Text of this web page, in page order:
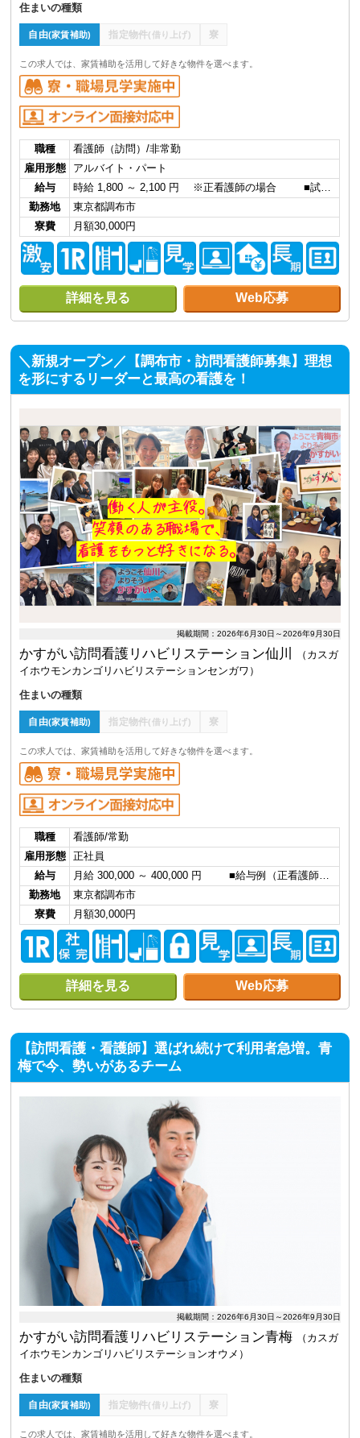
住まいの種類
自由(家賃補助) 指定物件(借り上げ) 寮
この求人では、家賃補助を活用して好きな物件を選べます。
職種
看護師（訪問）/非常勤
雇用形態
アルバイト・パート
給与
時給 1,800 ～ 2,100 円 ※正看護師の場合 ■試…
勤務地
東京都調布市
寮費
月額30,000円
詳細を見る Web応募
＼新規オープン／【調布市・訪問看護師募集】理想
を形にするリーダーと最高の看護を！
掲載期間：2026年6月30日～2026年9月30日
かすがい訪問看護リハビリステーション仙川
（カスガ
イホウモンカンゴリハビリステーションセンガワ）
住まいの種類
自由(家賃補助) 指定物件(借り上げ) 寮
この求人では、家賃補助を活用して好きな物件を選べます。
職種
看護師/常勤
雇用形態
正社員
給与
月給 300,000 ～ 400,000 円 ■給与例（正看護師…
勤務地
東京都調布市
寮費
月額30,000円
詳細を見る Web応募
【訪問看護・看護師】選ばれ続けて利用者急増。青
梅で今、勢いがあるチーム
掲載期間：2026年6月30日～2026年9月30日
かすがい訪問看護リハビリステーション青梅
（カスガ
イホウモンカンゴリハビリステーションオウメ）
住まいの種類
自由(家賃補助) 指定物件(借り上げ) 寮
この求人では、家賃補助を活用して好きな物件を選べます。